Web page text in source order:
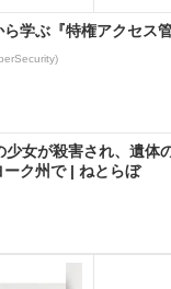
学ぶ『特権アクセス管
少女が殺害され、遺
ーク州で | ねとらぼ